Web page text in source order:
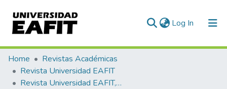
Log In (current)
Communities & Collections
All of DSpace
Home
Revistas Académicas
Revista Universidad EAFIT
Revista Universidad EAFIT, Vol. 42, Núm. 141 (2006)